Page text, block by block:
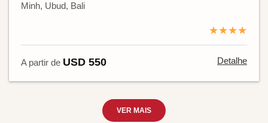
Minh, Ubud, Bali
★★★★
A partir de USD 550 Detalhe
VER MAIS